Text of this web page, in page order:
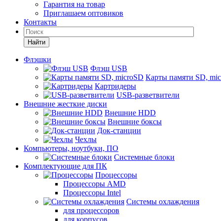
Гарантия на товар
Приглашаем оптовиков
Контакты
Найти
Флэшки
Флэш USB
Карты памяти SD,
Картридеры
USB-разветвители
Внешние жесткие диски
Внешние HDD
Внешние боксы
Док-станции
Чехлы
Компьютеры, ноутбуки, ПО
Системные блоки
Комплектующие для ПК
Процессоры
Процессоры AMD
Процессоры Intel
Системы охлаждения
для процессоров
для корпусов